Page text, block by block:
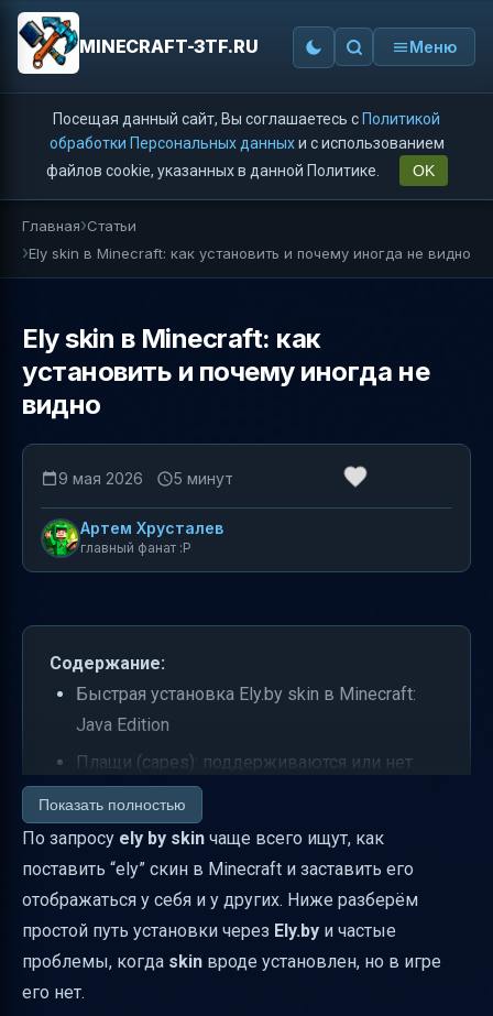
MINECRAFT-3TF.RU Меню
Посещая данный сайт, Вы соглашаетесь с Политикой
обработки Персональных данныхи с использованием
файлов cookie, указанных в данной Политике.
OK
Главная Статьи
Ely skin в Minecraft: как установить и почему иногда не видно
Ely skin в Minecraft: как
установить и почему иногда не
видно
9 мая 2026 5 минут
Артем Хрусталев
главный фанат :P
Содержание:
Быстрая установка Ely.by skin в Minecraft:
Java Edition
Плащи (capes): поддерживаются или нет
Почему скин не отображается: диагностика
по причинам
Скины на серверах: когда нужен
командный способ
Что такое “tag ely” и почему его используют
при поиске
Показать полностью
По запросу ely by skin чаще всего ищут, как
поставить “ely” скин в Minecraft и заставить его
отображаться у себя и у других. Ниже разберём
простой путь установки через Ely.by и частые
проблемы, когда skin вроде установлен, но в игре
его нет.